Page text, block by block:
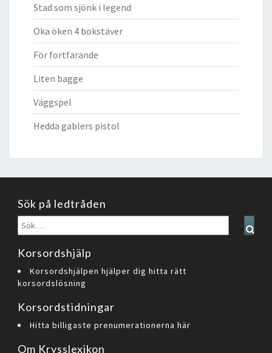
Stad som sjönk i legend
Oka öken 4 bokstäver
För fortfarande
Liten bagge
Väggspel
Hedda gablers pistol
Sök på ledtråden
Sök
efter:
Korsordshjälp
Korsordshjälpen hjälper dig hitta rätt
korsordslösning
Korsordstidningar
Hitta billigaste prenumerationerna här
Om Krysslexikon